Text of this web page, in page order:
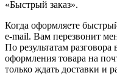
«Быстрый заказ».
Когда оформляете
e-mail. Вам перезвонит
По результатам
оформления товара на
только ждать доставки и